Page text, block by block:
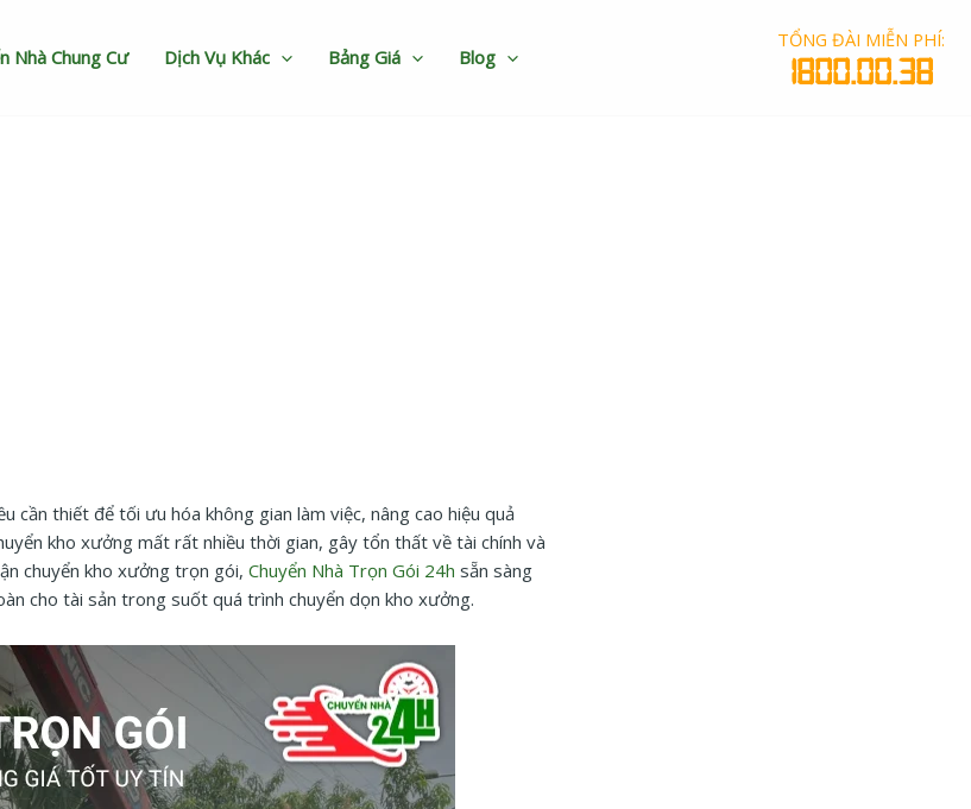
Nhà Chung Cư Dịch Vụ Khác Bảng Giá Blog
TỔNG ĐÀI MIỄN PHÍ:
1800.00.38
thiết để tối ưu hóa không gian làm việc, nâng cao hiệu quả
kho xưởng mất rất nhiều thời gian, gây tổn thất về tài chính và
chuyển kho xưởng trọn gói, Chuyển Nhà Trọn Gói 24h sẵn sàng
cho tài sản trong suốt quá trình chuyển dọn kho xưởng.